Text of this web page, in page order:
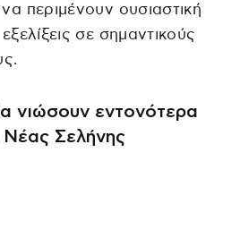
περιμένουν ουσιαστική
σε σημαντικούς
νιώσουν εντονότερα
Νέας Σελήνης